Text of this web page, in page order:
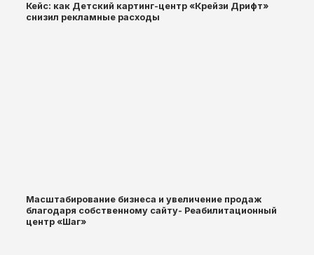
Кейс: как Детский картинг-центр «Крейзи Дрифт»
снизил рекламные расходы
Масштабирование бизнеса и увеличение продаж
благодаря собственному сайту- Реабилитационный
центр «Шаг»